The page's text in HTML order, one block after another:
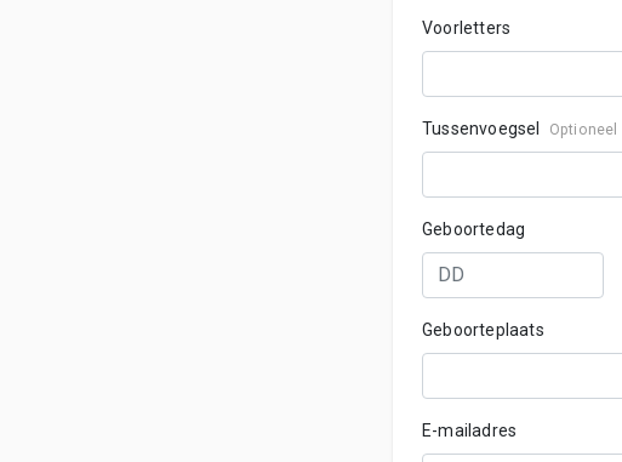
Voorletters
Tussenvoegsel Optioneel
Geboortedag
Geboorteplaats
E-mailadres